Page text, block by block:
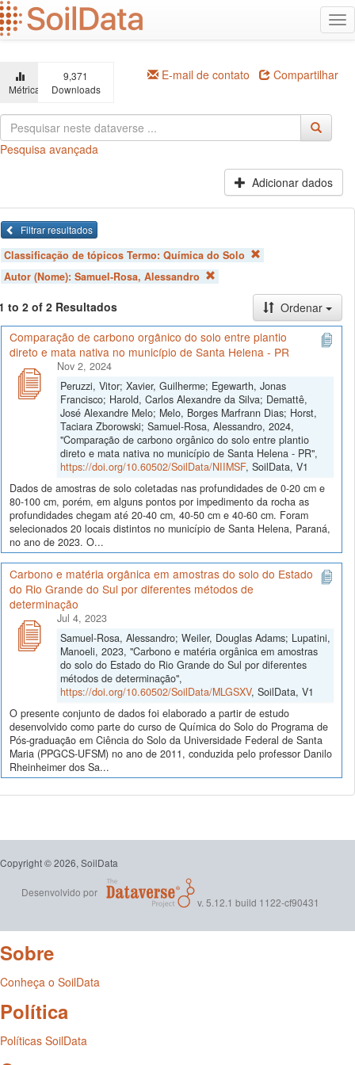
Ir
para
o
principal
Métricas
9,371
Downloads
E-mail de contato Compartilhar
Pesquisa avançada
Adicionar dados
Filtrar resultados
Classificação de tópicos Termo: Química do Solo
Autor (Nome): Samuel-Rosa, Alessandro
to 2 of 2 Resultados
Ordenar
Comparação de carbono orgânico do solo entre plantio
direto e mata nativa no município de Santa Helena - PR
Nov 2, 2024
Peruzzi, Vitor; Xavier, Guilherme; Egewarth, Jonas
Francisco; Harold, Carlos Alexandre da Silva; Demattê,
José Alexandre Melo; Melo, Borges Marfrann Dias; Horst,
Taciara Zborowski; Samuel-Rosa, Alessandro, 2024,
"Comparação de carbono orgânico do solo entre plantio
direto e mata nativa no município de Santa Helena - PR",
https://doi.org/10.60502/SoilData/NIIMSF, SoilData, V1
Dados de amostras de solo coletadas nas profundidades de 0-20 cm e
80-100 cm, porém, em alguns pontos por impedimento da rocha as
profundidades chegam até 20-40 cm, 40-50 cm e 40-60 cm. Foram
selecionados 20 locais distintos no município de Santa Helena, Paraná,
no ano de 2023. O...
Carbono e matéria orgânica em amostras do solo do Estado
do Rio Grande do Sul por diferentes métodos de
determinação
Jul 4, 2023
Samuel-Rosa, Alessandro; Weiler, Douglas Adams; Lupatini,
Manoeli, 2023, "Carbono e matéria orgânica em amostras
do solo do Estado do Rio Grande do Sul por diferentes
métodos de determinação",
https://doi.org/10.60502/SoilData/MLGSXV, SoilData, V1
O presente conjunto de dados foi elaborado a partir de estudo
desenvolvido como parte do curso de Química do Solo do Programa de
Pós-graduação em Ciência do Solo da Universidade Federal de Santa
Maria (PPGCS-UFSM) no ano de 2011, conduzida pelo professor Danilo
Rheinheimer dos Sa...
Copyright © 2026, SoilData
Desenvolvido por
v. 5.12.1 build 1122-cf90431
Sobre
Conheça o SoilData
Política
Políticas SoilData